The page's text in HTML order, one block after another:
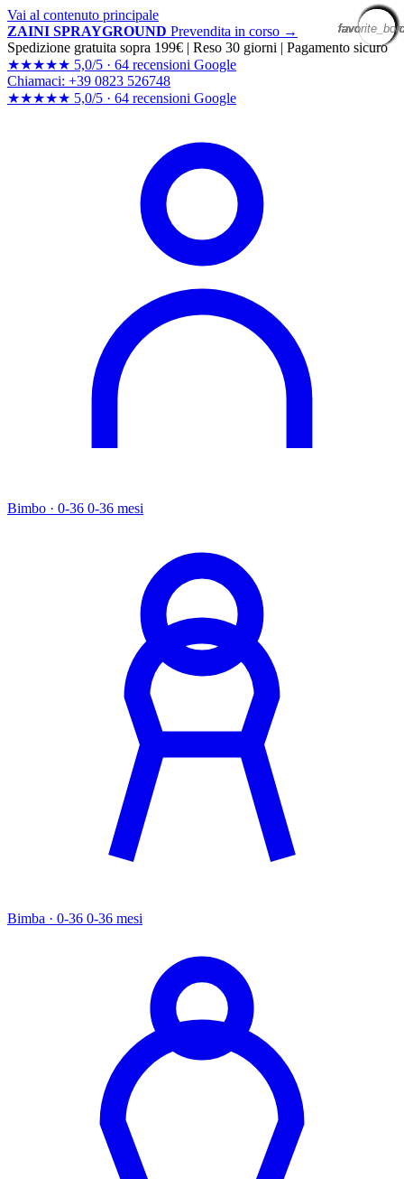
Vai al contenuto principale
ZAINI SPRAYGROUND Prevendita in corso →
Spedizione gratuita sopra 199€ | Reso 30 giorni | Pagamento sicuro
★★★★★ 5,0/5 · 64 recensioni Google
Chiamaci: +39 0823 526748
★★★★★ 5,0/5 · 64 recensioni Google
Bimbo · 0-36 0-36 mesi
Bimba · 0-36 0-36 mesi